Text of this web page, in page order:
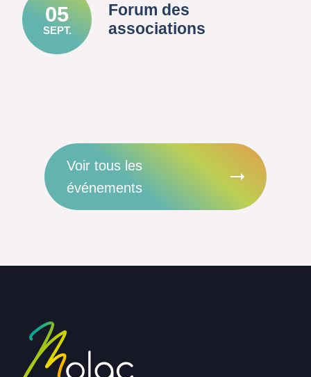
05
SEPT.
Forum des
associations
Voir tous les
événements